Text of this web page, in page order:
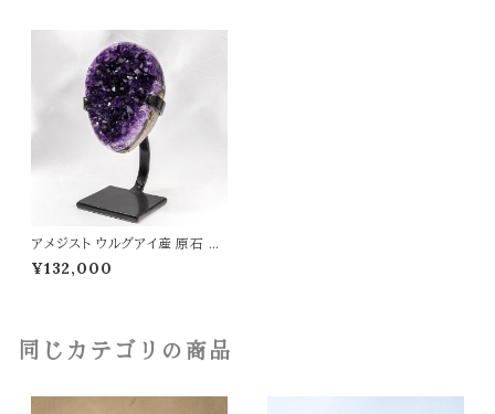
アメジスト ウルグアイ産 原石 97
5g パワーストーン 天然石 置物
紫水晶 浄化 癒し 開運 愛情運 t
¥132,000
同じカテゴリの商品